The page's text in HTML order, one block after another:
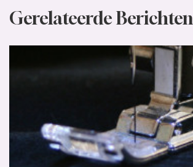
Gerelateerde Berichten